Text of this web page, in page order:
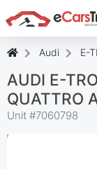
Installieren
sie zu Ihrem
Audi E-
AUDI E-
QUATTRO
Unit #7060798